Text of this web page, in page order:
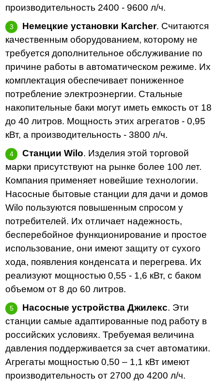
производительность 2400 - 9600 л/ч.
Немецкие установки Karcher. Считаются
качественным оборудованием, которому не
требуется дополнительное обслуживание по
причине работы в автоматическом режиме. Их
комплектация обеспечивает пониженное
потребление электроэнергии. Стальные
накопительные баки могут иметь емкость от 18
до 40 литров. Мощность этих агрегатов - 0,95
кВт, а производительность - 3800 л/ч.
Станции Wilo. Изделия этой торговой
марки присутствуют на рынке более 100 лет.
Компания применяет новейшие технологии.
Насосные бытовые станции для дачи и домов
Wilo пользуются повышенным спросом у
потребителей. Их отличает надежность,
бесперебойное функционирование и простое
использование, они имеют защиту от сухого
хода, появления конденсата и перегрева. Их
реализуют мощностью 0,55 - 1,6 кВт, с баком
объемом от 8 до 60 литров.
Насосные устройства Джилекс. Эти
станции самые адаптированные под работу в
российских условиях. Требуемая величина
давления поддерживается за счет автоматики.
Агрегаты мощностью 0,50 – 1,1 кВт имеют
производительность от 2700 до 4200 л/ч.